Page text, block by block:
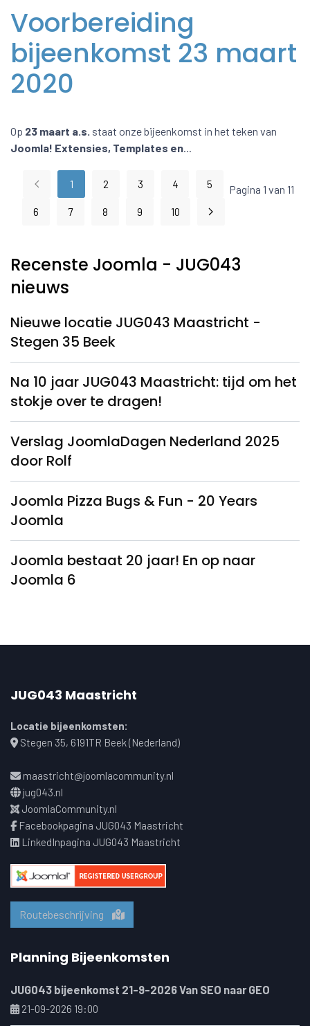
Voorbereiding
bijeenkomst 23 maart
2020
Op 23 maart a.s. staat onze bijeenkomst in het teken van
Joomla! Extensies, Templates en...
Pagina 1 van 11
1 2 3 4 5
6 7 8 9 10
Recenste Joomla - JUG043
nieuws
Nieuwe locatie JUG043 Maastricht -
Stegen 35 Beek
Na 10 jaar JUG043 Maastricht: tijd om het
stokje over te dragen!
Verslag JoomlaDagen Nederland 2025
door Rolf
Joomla Pizza Bugs & Fun - 20 Years
Joomla
Joomla bestaat 20 jaar! En op naar
Joomla 6
JUG043 Maastricht
Locatie bijeenkomsten:
Stegen 35, 6191TR Beek (Nederland)
maastricht@joomlacommunity.nl
jug043.nl
JoomlaCommunity.nl
Facebookpagina JUG043 Maastricht
LinkedInpagina JUG043 Maastricht
Routebeschrijving
Planning Bijeenkomsten
JUG043 bijeenkomst 21-9-2026 Van SEO naar GEO
21-09-2026 19:00